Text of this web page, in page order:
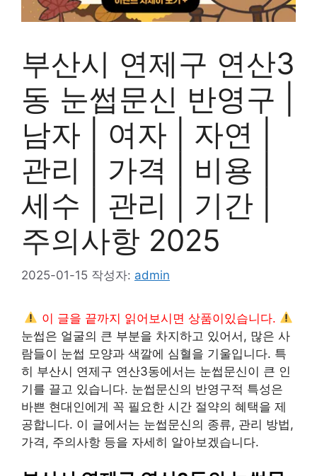
부산시 연제구 연산3
동 눈썹문신 반영구 |
남자 | 여자 | 자연 |
관리 | 가격 | 비용 |
세수 | 관리 | 기간 |
주의사항 2025
2025-01-15 작성자: admin
이 글을 끝까지 읽어보시면 상품이있습니다.
눈썹은 얼굴의 큰 부분을 차지하고 있어서, 많은 사
람들이 눈썹 모양과 색깔에 심혈을 기울입니다. 특
히 부산시 연제구 연산3동에서는 눈썹문신이 큰 인
기를 끌고 있습니다. 눈썹문신의 반영구적 특성은
바쁜 현대인에게 꼭 필요한 시간 절약의 혜택을 제
공합니다. 이 글에서는 눈썹문신의 종류, 관리 방법,
가격, 주의사항 등을 자세히 알아보겠습니다.